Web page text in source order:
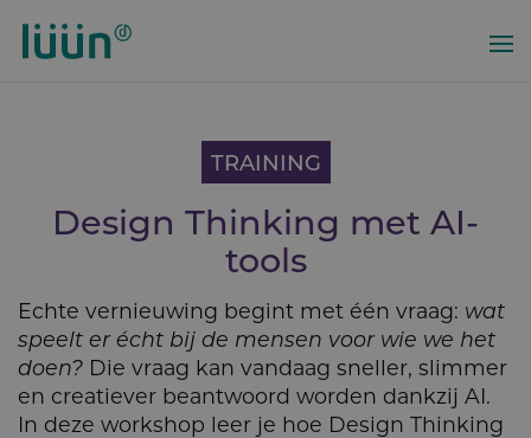
TRAINING
Design Thinking met AI-
tools
Echte vernieuwing begint met één vraag: wat
speelt er écht bij de mensen voor wie we het
doen? Die vraag kan vandaag sneller, slimmer
en creatiever beantwoord worden dankzij AI.
In deze workshop leer je hoe Design Thinking